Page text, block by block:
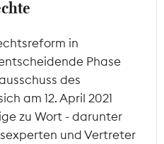
in
Phase
des
am 12. April 2021
zu Wort - darunter
und Vertreter